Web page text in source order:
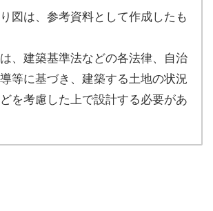
図は、参考資料として作成したも
、建築基準法などの各法律、自治
等に基づき、建築する土地の状況
を考慮した上で設計する必要があ